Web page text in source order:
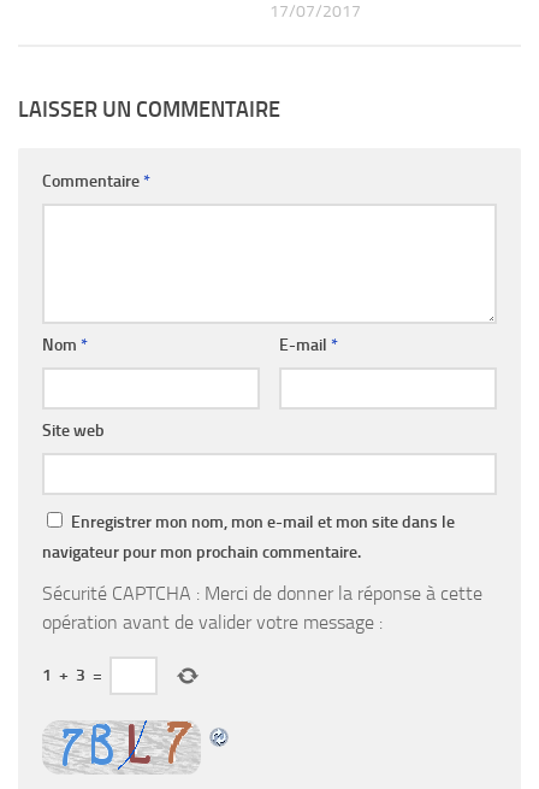
17/07/2017
LAISSER UN COMMENTAIRE
Commentaire*
Nom * E-mail *
Site web
Enregistrer mon nom, mon e-mail et mon site dans le
navigateur pour mon prochain commentaire.
Sécurité CAPTCHA : Merci de donner la réponse à cette
opération avant de valider votre message :
1 + 3 =